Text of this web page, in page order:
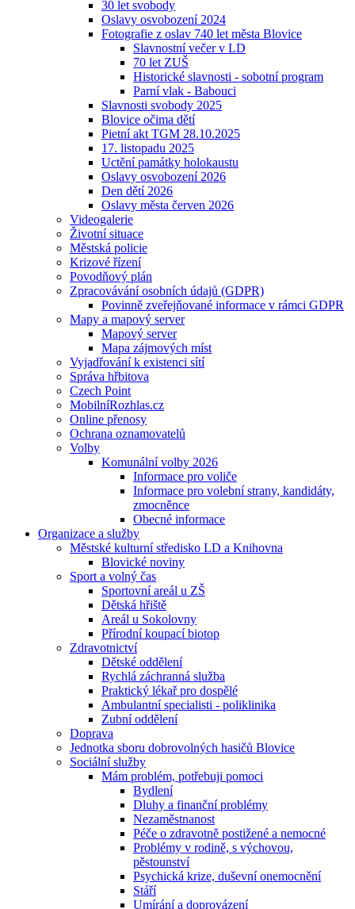
30 let svobody
Oslavy osvobození 2024
Fotografie z oslav 740 let města Blovice
Slavnostní večer v LD
70 let ZUŠ
Historické slavnosti - sobotní program
Parní vlak - Babouci
Slavnosti svobody 2025
Blovice očima dětí
Pietní akt TGM 28.10.2025
17. listopadu 2025
Uctění památky holokaustu
Oslavy osvobození 2026
Den dětí 2026
Oslavy města červen 2026
Videogalerie
Životní situace
Městská policie
Krizové řízení
Povodňový plán
Zpracovávání osobních údajů (GDPR)
Povinně zveřejňované informace v rámci GDPR
Mapy a mapový server
Mapový server
Mapa zájmových míst
Vyjadřování k existenci sítí
Správa hřbitova
Czech Point
MobilníRozhlas.cz
Online přenosy
Ochrana oznamovatelů
Volby
Komunální volby 2026
Informace pro voliče
Informace pro volební strany, kandidáty,
zmocněnce
Obecné informace
Organizace a služby
Městské kulturní středisko LD a Knihovna
Blovické noviny
Sport a volný čas
Sportovní areál u ZŠ
Dětská hřiště
Areál u Sokolovny
Přírodní koupací biotop
Zdravotnictví
Dětské oddělení
Rychlá záchranná služba
Praktický lékař pro dospělé
Ambulantní specialisti - poliklinika
Zubní oddělení
Doprava
Jednotka sboru dobrovolných hasičů Blovice
Sociální služby
Mám problém, potřebuji pomoci
Bydlení
Dluhy a finanční problémy
Nezaměstnanost
Péče o zdravotně postižené a nemocné
Problémy v rodině, s výchovou,
pěstounství
Psychická krize, duševní onemocnění
Stáří
Umírání a doprovázení